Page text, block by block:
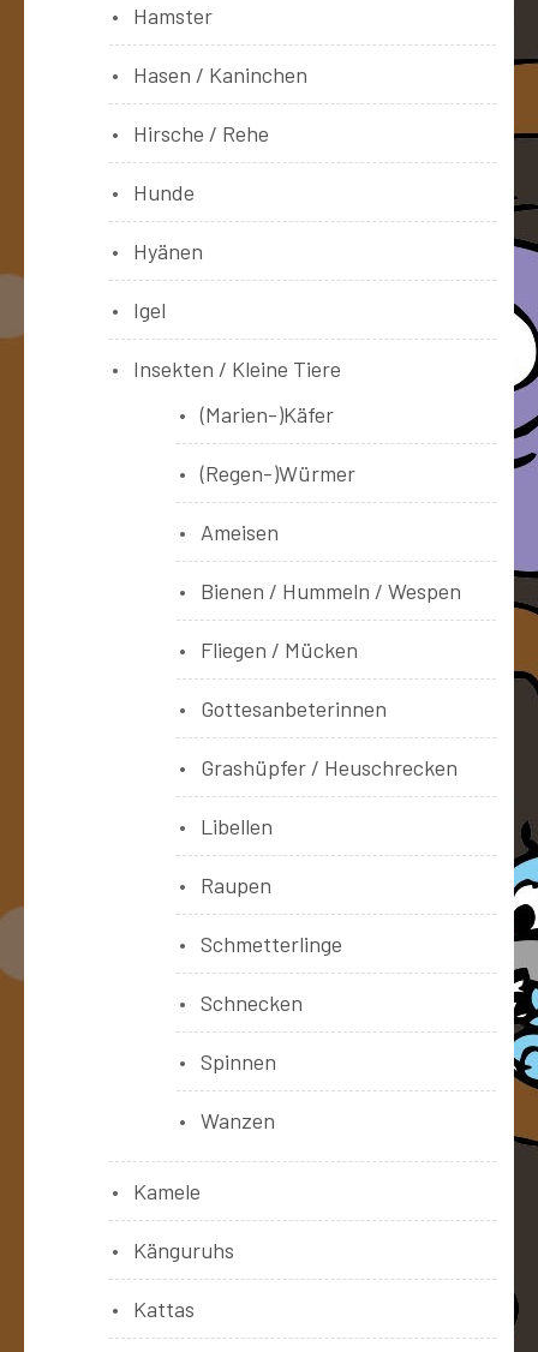
Hamster
Hasen / Kaninchen
Hirsche / Rehe
Hunde
Hyänen
Igel
Insekten / Kleine Tiere
(Marien-)Käfer
(Regen-)Würmer
Ameisen
Bienen / Hummeln / Wespen
Fliegen / Mücken
Gottesanbeterinnen
Grashüpfer / Heuschrecken
Libellen
Raupen
Schmetterlinge
Schnecken
Spinnen
Wanzen
Kamele
Känguruhs
Kattas